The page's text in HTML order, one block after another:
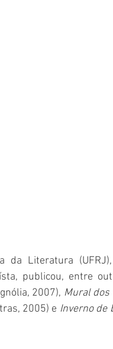
da Literatura
publicou, entre
2007), Mural
2005) e Inverno de